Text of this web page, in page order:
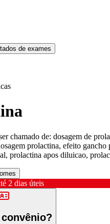
de exames
chamado de: dosagem de
prolactina, efeito
prolactina apos diluicao,
2 dias úteis